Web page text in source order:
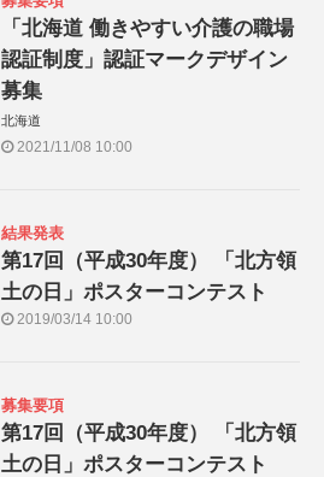
「北海道 働きやすい介護の職場
認証制度」認証マークデザイン
募集
北海道
2021/11/08 10:00
結果発表
第17回（平成30年度） 「北方領
土の日」ポスターコンテスト
2019/03/14 10:00
募集要項
第17回（平成30年度） 「北方領
土の日」ポスターコンテスト